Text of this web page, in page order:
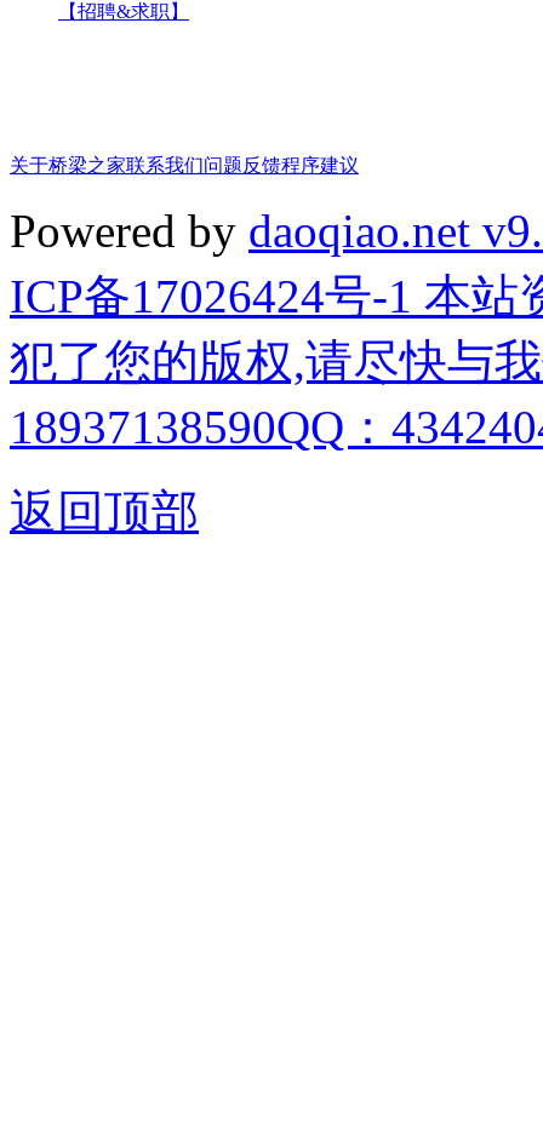
【招聘&求职】
关于桥梁之家联系我们问题反馈程序建议
Powered by daoqiao.net
ICP备17026424号-1 本
犯了您的版权,请尽快与
18937138590QQ：
返回顶部